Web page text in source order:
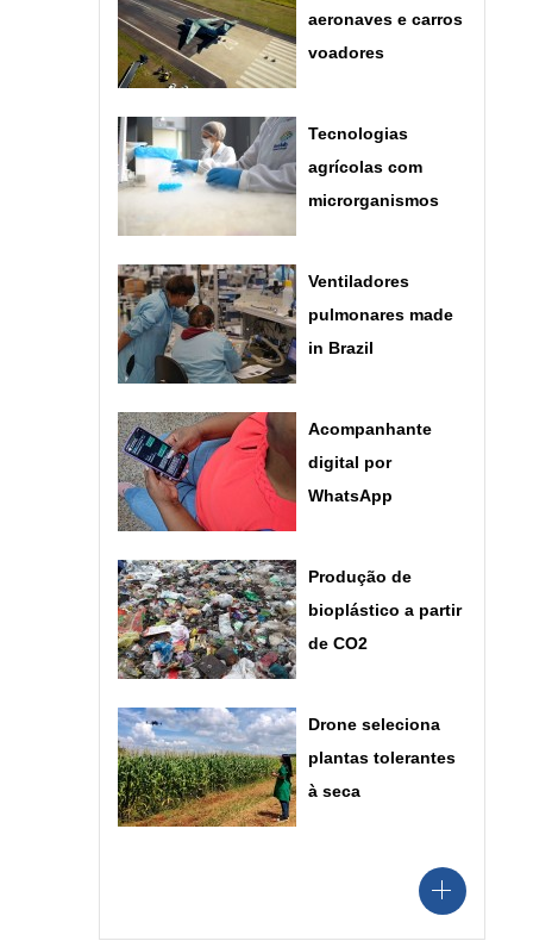
aeronaves e carros
voadores
Tecnologias
agrícolas com
microrganismos
Ventiladores
pulmonares made
in Brazil
Acompanhante
digital por
WhatsApp
Produção de
bioplástico a partir
de CO2
Drone seleciona
plantas tolerantes
à seca